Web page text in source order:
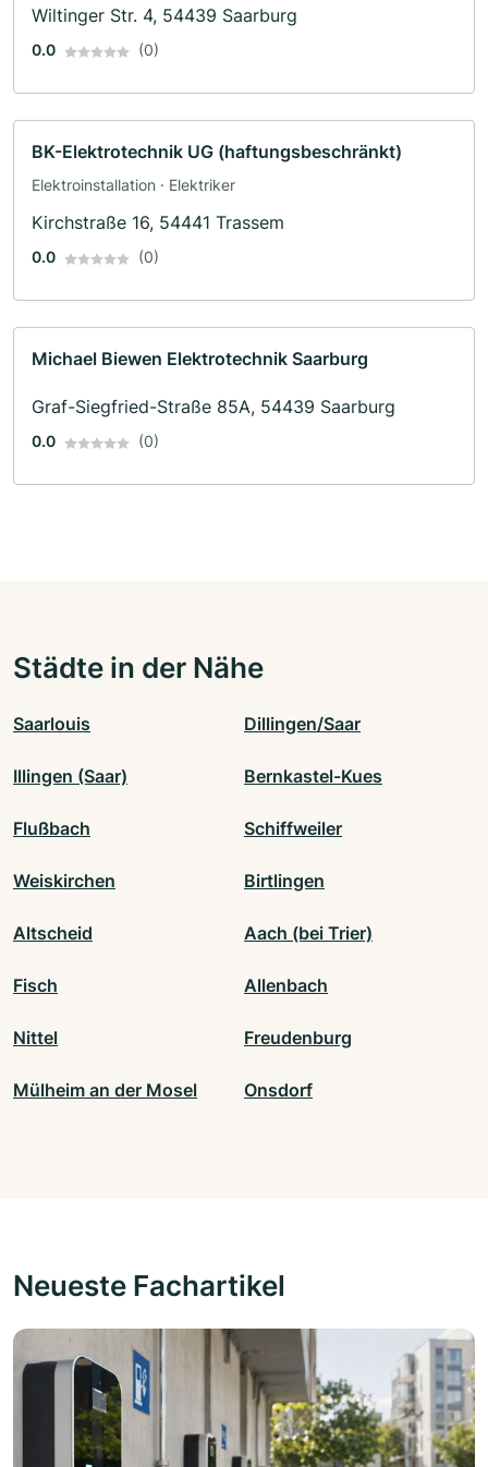
Wiltinger Str. 4, 54439 Saarburg
0.0 (0)
BK-Elektrotechnik UG (haftungsbeschränkt)
Elektroinstallation · Elektriker
Kirchstraße 16, 54441 Trassem
0.0 (0)
Michael Biewen Elektrotechnik Saarburg
Graf-Siegfried-Straße 85A, 54439 Saarburg
0.0 (0)
Städte in der Nähe
Saarlouis Dillingen/Saar
Illingen (Saar) Bernkastel-Kues
Flußbach Schiffweiler
Weiskirchen Birtlingen
Altscheid Aach (bei Trier)
Fisch Allenbach
Nittel Freudenburg
Mülheim an der Mosel Onsdorf
Neueste Fachartikel